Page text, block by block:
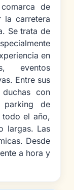
de
la carretera
Se trata de
en
eventos
Entre sus
con
parking de
todo el año,
largas. Las
Desde
a hora y